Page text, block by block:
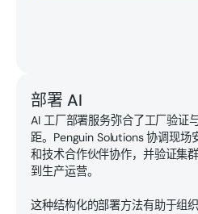
部署 AI
AI 工厂部署服务弥合了工厂验证
距。Penguin Solutions 协调现场
和技术合作伙伴协作，并验证集
到生产运营。
这种结构化的部署方法有助于组